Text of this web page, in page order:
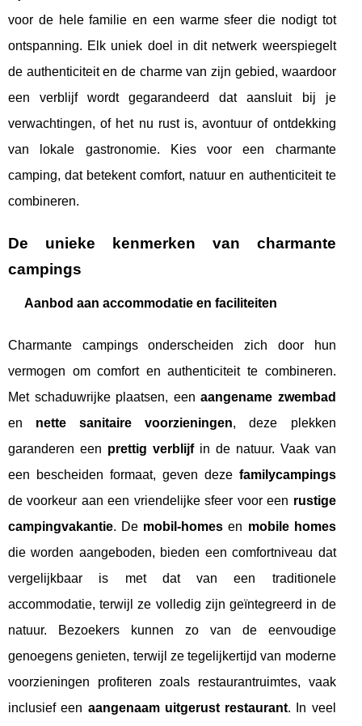
voor de hele familie en een warme sfeer die nodigt tot
ontspanning. Elk uniek doel in dit netwerk weerspiegelt
de authenticiteit en de charme van zijn gebied, waardoor
een verblijf wordt gegarandeerd dat aansluit bij je
verwachtingen, of het nu rust is, avontuur of ontdekking
van lokale gastronomie. Kies voor een charmante
camping, dat betekent comfort, natuur en authenticiteit te
combineren.
De unieke kenmerken van charmante
campings
Aanbod aan accommodatie en faciliteiten
Charmante campings onderscheiden zich door hun
vermogen om comfort en authenticiteit te combineren.
Met schaduwrijke plaatsen, eenaangename zwembad
en nette sanitaire voorzieningen, deze plekken
garanderen een prettig verblijfin de natuur. Vaak van
een bescheiden formaat, geven deze familycampings
de voorkeur aan een vriendelijke sfeer voor een rustige
campingvakantie. De mobil-homes en mobile homes
die worden aangeboden, bieden een comfortniveau dat
vergelijkbaar is met dat van een traditionele
accommodatie, terwijl ze volledig zijn geïntegreerd in de
natuur. Bezoekers kunnen zo van de eenvoudige
genoegens genieten, terwijl ze tegelijkertijd van moderne
voorzieningen profiteren zoals restaurantruimtes, vaak
inclusief een aangenaam uitgerust restaurant. In veel